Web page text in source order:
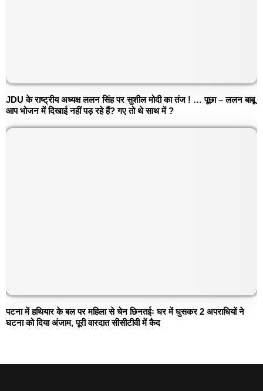
JDU के राष्ट्रीय अध्यक्ष ललन सिंह पर सुशील मोदी का तंज ! … पूछा – ललन बाबू
आप भोजन में दिखाई नहीं पड़ रहे हैं? गए तो थे साथ में ?
पटना में हथियार के बल पर महिला से चेन छिनतईः घर में घुसकर 2 अपराधियों ने
घटना को दिया अंजाम, पूरी वारदात सीसीटीवी में कैद